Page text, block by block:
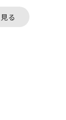
パーソナルロッカー
が、共有...
る